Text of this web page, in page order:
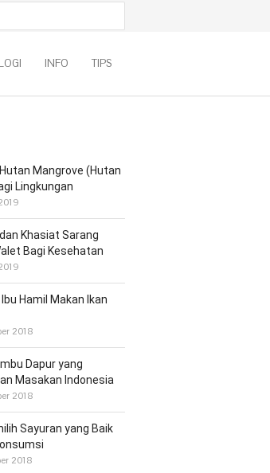
INFO TIPS
Mangrove (Hutan
Lingkungan
Khasiat Sarang
Bagi Kesehatan
Hamil Makan Ikan
2018
Dapur yang
Masakan Indonesia
2018
Sayuran yang Baik
2018